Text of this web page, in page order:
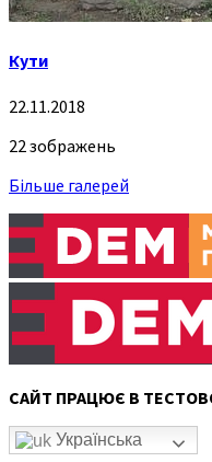
Кути
22.11.2018
22 зображень
Більше галерей
САЙТ ПРАЦЮЄ В
Українська